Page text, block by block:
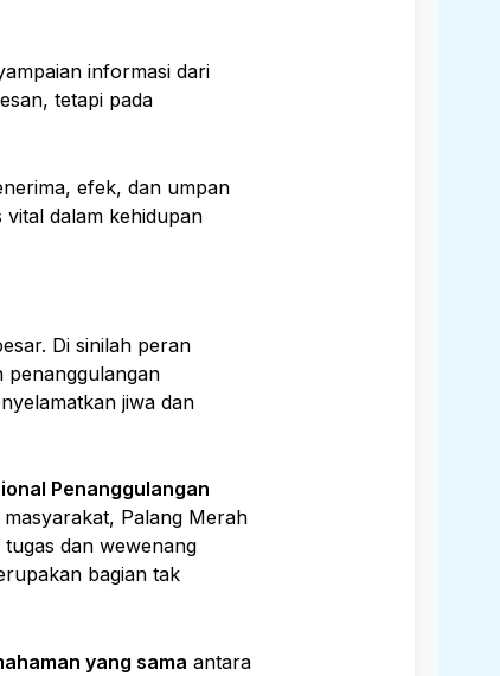
informasi dari
tetapi pada
efek, dan umpan
dalam kehidupan
Di sinilah peran
penanggulangan
jiwa dan
Penanggulangan
Palang Merah
dan wewenang
bagian tak
yang sama antara